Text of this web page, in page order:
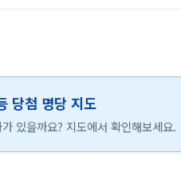
당첨 명당 지도
있을까요? 지도에서 확인해보세요.